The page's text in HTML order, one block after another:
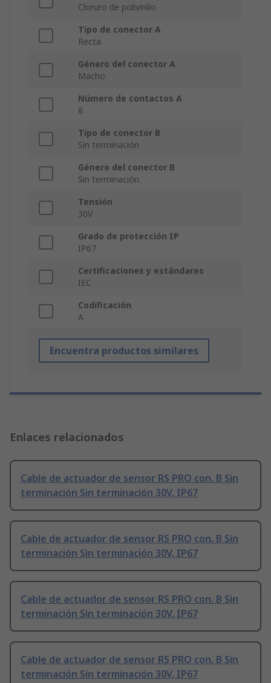
Cloruro de polivinilo
Tipo de conector A
Recta
Género del conector A
Macho
Número de contactos A
8
Tipo de conector B
Sin terminación
Género del conector B
Sin terminación
Tensión
30V
Grado de protección IP
IP67
Certificaciones y estándares
IEC
Codificación
A
Encuentra productos similares
Enlaces relacionados
Cable de actuador de sensor RS PRO con. B Sin
terminación Sin terminación 30V, IP67
Cable de actuador de sensor RS PRO con. B Sin
terminación Sin terminación 30V, IP67
Cable de actuador de sensor RS PRO con. B Sin
terminación Sin terminación 30V, IP67
Cable de actuador de sensor RS PRO con. B Sin
terminación Sin terminación 30V, IP67